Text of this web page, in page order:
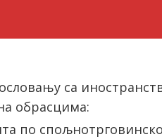
са
обрасцима:
по